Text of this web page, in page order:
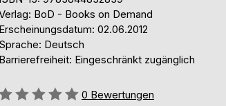
BoD - Books on Demand
Erscheinungsdatum: 02.06.2012
Sprache: Deutsch
Barrierefreiheit: Eingeschränkt zugänglich
0 Bewertungen